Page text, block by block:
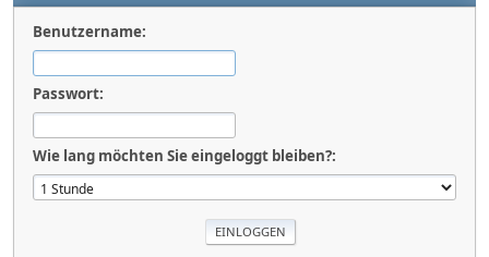
Benutzername:
Passwort:
Wie lang möchten Sie eingeloggt bleiben?: